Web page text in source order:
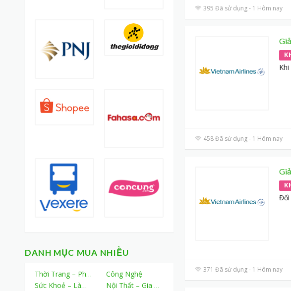
395 Đã sử dụng - 1 Hôm nay
458 Đã sử dụng - 1 Hôm nay
Đối
371 Đã sử dụng - 1 Hôm nay
DANH MỤC MUA NHIỀU
Thời Trang – Phụ Kiện
Công Nghệ
Sức Khoẻ – Làm Đẹp
Nội Thất – Gia Dụng